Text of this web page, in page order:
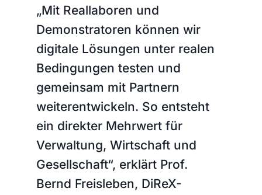
„Mit Reallaboren und
Demonstratoren können wir
digitale Lösungen unter realen
Bedingungen testen und
gemeinsam mit Partnern
weiterentwickeln. So entsteht
ein direkter Mehrwert für
Verwaltung, Wirtschaft und
Gesellschaft“, erklärt Prof.
Bernd Freisleben, DiReX-